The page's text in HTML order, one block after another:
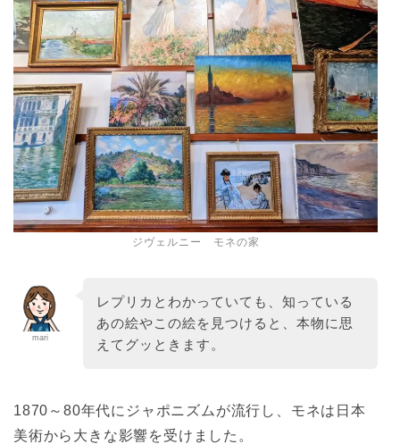
ジヴェルニー モネの家
mari
レプリカとわかっていても、知っている
あの絵やこの絵を見つけると、本物に思
えてグッときます。
1870～80年代にジャポニズム が流行し、モネは日本
美術から大きな影響を受けました。